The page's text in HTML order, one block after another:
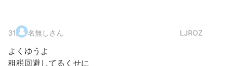
31. 名無しさん LJROZ
よくゆうよ
租税回避してるくせに